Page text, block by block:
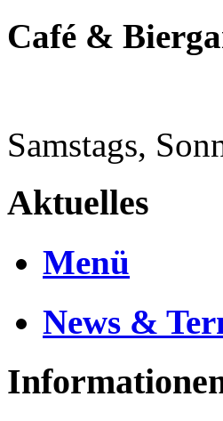
Café &
Samstags,
Aktuelles
Menü
News &